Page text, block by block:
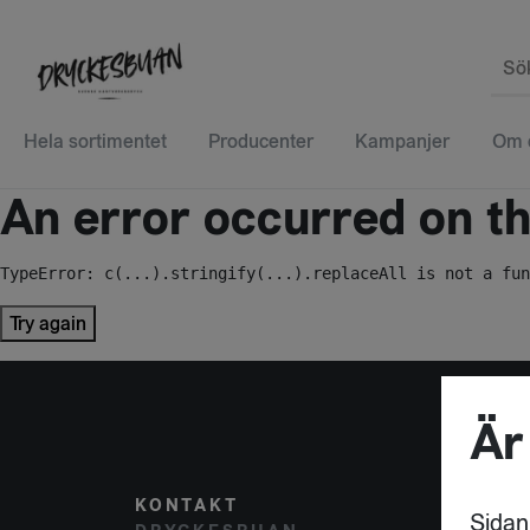
Hela sortimentet Producenter Kampanjer Om
An error occurred on
TypeError: c(...).stringify(...).replaceAll is not a
Try again
KONTAKT